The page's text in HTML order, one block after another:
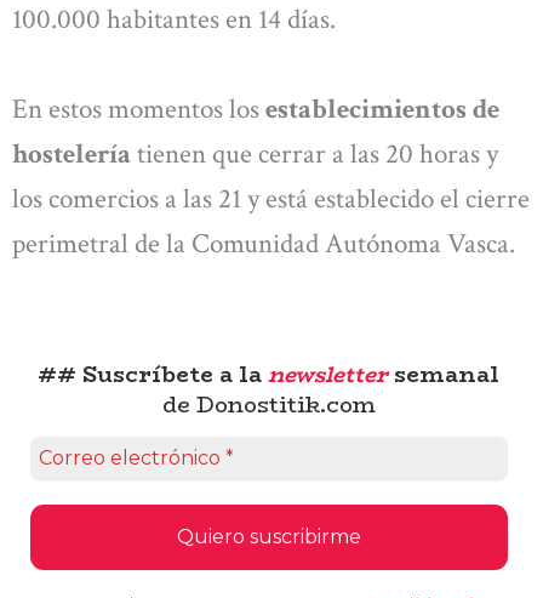
100.000 habitantes en 14 días.
En estos momentos losestablecimientos de
hosteleríatienen que cerrar a las 20 horas y
los comercios a las 21 y está establecido el cierre
perimetral de la Comunidad Autónoma Vasca.
## Suscríbete a lanewslettersemanal
de Donostitik.com